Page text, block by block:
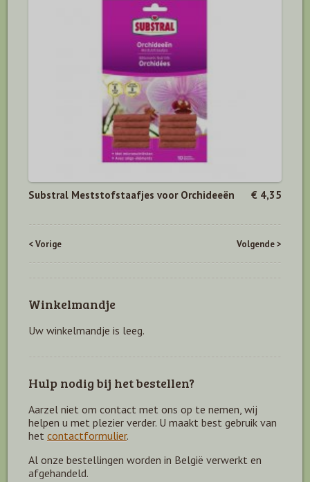
Substral Meststofstaafjes voor Orchideeën € 4,35
< Vorige Volgende >
Winkelmandje
Uw winkelmandje is leeg.
Hulp nodig bij het bestellen?
Aarzel niet om contact met ons op te nemen, wij
helpen u met plezier verder. U maakt best gebruik van
het contactformulier.
Al onze bestellingen worden in België verwerkt en
afgehandeld.